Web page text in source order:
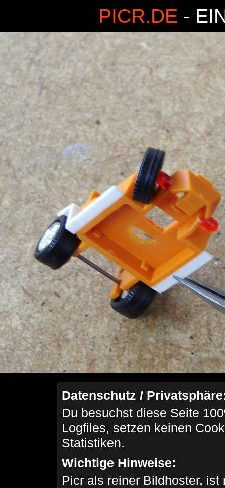
PICR.DE -
Datenschutz /
Du besuchst diese Seite
Logfiles, setzen keinen
Statistiken.
Wichtige Hinweise:
Picr als reiner Bildhoster,